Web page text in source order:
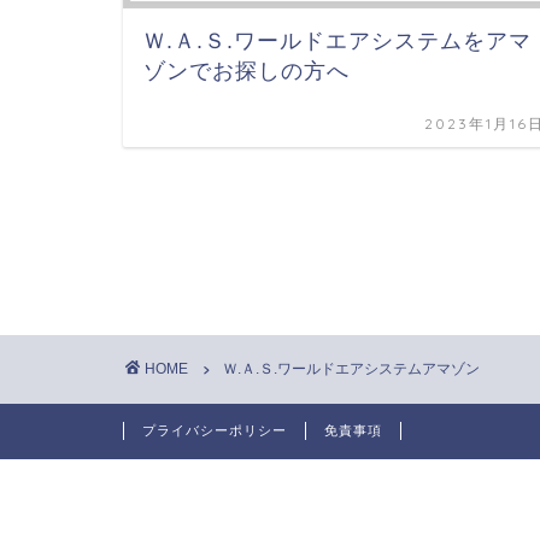
Ｗ.Ａ.Ｓ.ワールドエアシステムをアマ
ゾンでお探しの方へ
2023年1月16
HOME Ｗ.Ａ.Ｓ.ワールドエアシステムアマゾン
プライバシーポリシー 免責事項